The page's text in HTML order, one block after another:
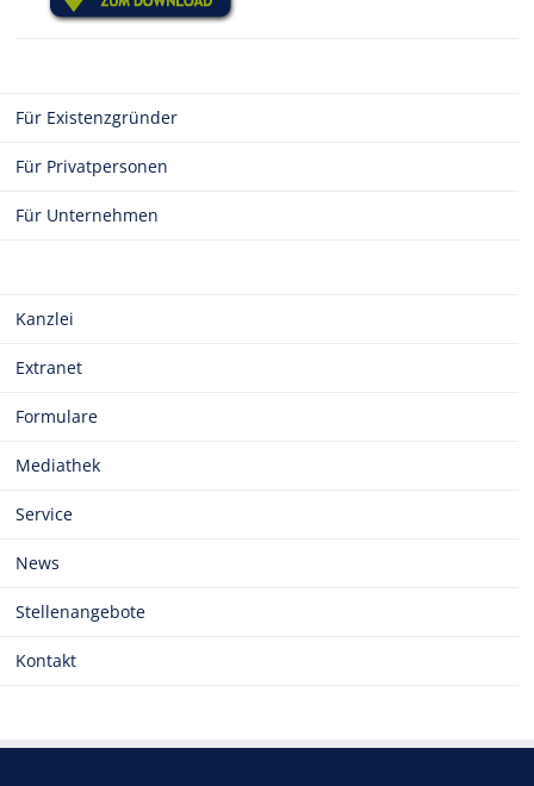
Für Existenzgründer
Für Privatpersonen
Für Unternehmen
Kanzlei
Extranet
Formulare
Mediathek
Service
News
Stellenangebote
Kontakt